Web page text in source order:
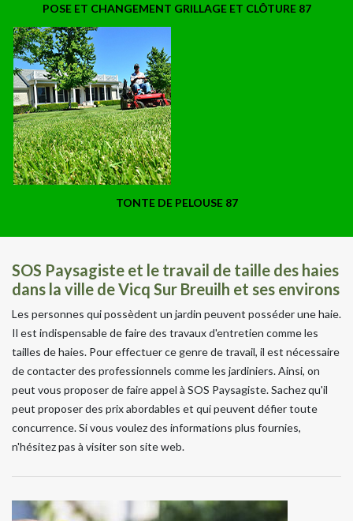
POSE ET CHANGEMENT GRILLAGE ET CLÔTURE 87
TONTE DE PELOUSE 87
SOS Paysagiste et le travail de taille des haies
dans la ville de Vicq Sur Breuilh et ses environs
Les personnes qui possèdent un jardin peuvent posséder une haie.
Il est indispensable de faire des travaux d'entretien comme les
tailles de haies. Pour effectuer ce genre de travail, il est nécessaire
de contacter des professionnels comme les jardiniers. Ainsi, on
peut vous proposer de faire appel à SOS Paysagiste. Sachez qu'il
peut proposer des prix abordables et qui peuvent défier toute
concurrence. Si vous voulez des informations plus fournies,
n'hésitez pas à visiter son site web.